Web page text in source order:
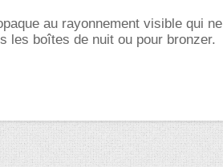
au rayonnement visible qui ne
les boîtes de nuit ou pour bronzer.